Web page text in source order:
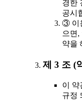
경한
공시
③ 이
으면,
약을
제 3 조 (
이 약
규정